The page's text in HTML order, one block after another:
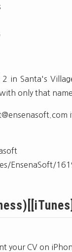
in Santa's
only that
EnsenaSoft/
your CV on